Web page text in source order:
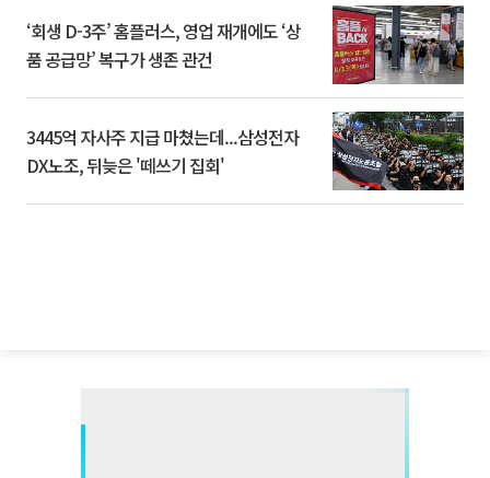
‘회생 D-3주’ 홈플러스, 영업 재개에도 ‘상
품 공급망’ 복구가 생존 관건
3445억 자사주 지급 마쳤는데...삼성전자
DX노조, 뒤늦은 '떼쓰기 집회'